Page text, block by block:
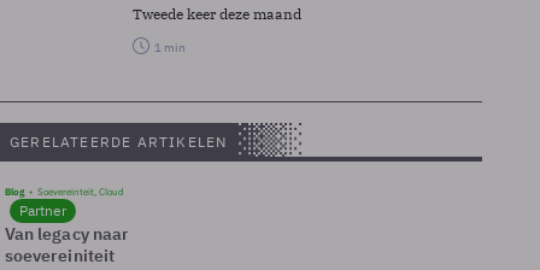
Tweede keer deze maand
1 min
GERELATEERDE ARTIKELEN
Blog Soevereinteit, Cloud
Partner
Van legacy naar
soevereiniteit